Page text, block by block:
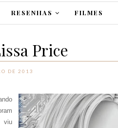
RESENHAS FILMES
Price
DE 2013
viu